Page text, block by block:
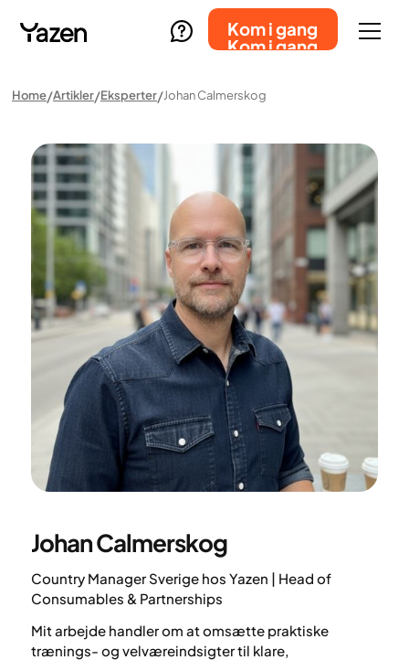
Kom i gang
Kom i gang
Home Artikler Eksperter Johan Calmerskog
Johan Calmerskog
Country Manager Sverige hos Yazen | Head of
Consumables & Partnerships
Mit arbejde handler om at omsætte praktiske
trænings- og velværeindsigter til klare,